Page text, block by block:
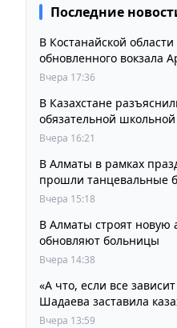
Последние
В Костанайской
обновленного вокзала
Вчера 17:36
В Казахстане
обязательной
Вчера 16:21
В Алматы в рамках
прошли танцевальные
Your Style
Вчера 15:18
В Алматы строят новую
обновляют больницы
Вчера 14:38
«А что, если все
Шадаева заставила
задуматься
Вчера 13:59